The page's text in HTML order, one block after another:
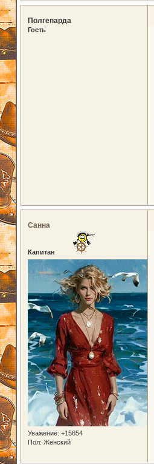
Полгепарда
Гость
Санна
Капитан
Уважение: +15654
Пол: Женский